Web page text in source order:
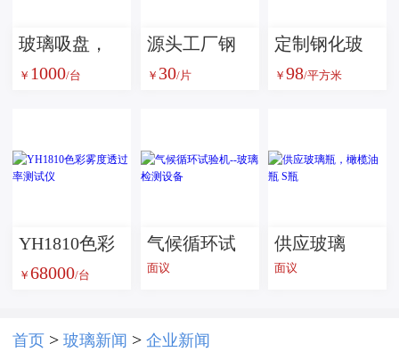
玻璃吸盘，
玻璃吸吊
盘
￥ 1000/台
源头工厂钢
化玻璃鼠标
砂防水耐脏
￥ 30/片
定制钢化玻
璃高熔点强
璃面板佛山
￥ 98/平方米
YH1810色彩
雾度透过率
￥ 68000/台
气候循环试
验机--玻璃检
面议
供应玻璃
瓶，橄榄油
面议
首页 > 玻璃新闻 > 企业新闻